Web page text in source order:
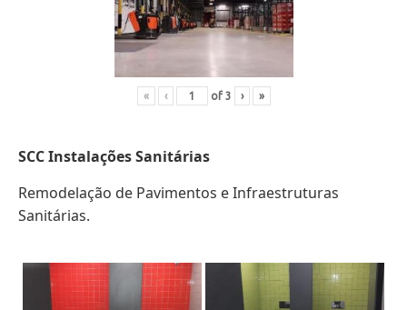
« ‹ of 3 › »
SCC Instalações Sanitárias
Remodelação de Pavimentos e Infraestruturas
Sanitárias.